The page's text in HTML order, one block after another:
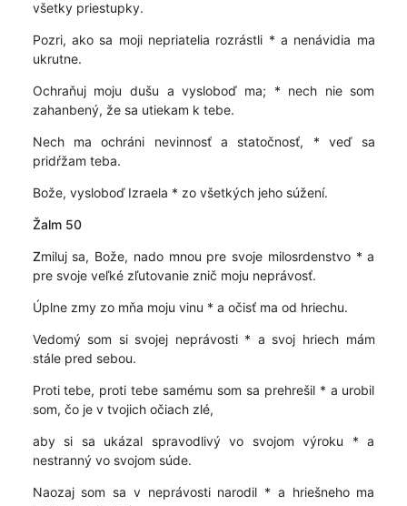
všetky priestupky.
Pozri, ako sa moji nepriatelia rozrástli * a nenávidia ma
ukrutne.
Ochraňuj moju dušu a vysloboď ma; * nech nie som
zahanbený, že sa utiekam k tebe.
Nech ma ochráni nevinnosť a statočnosť, * veď sa
pridŕžam teba.
Bože, vysloboď Izraela * zo všetkých jeho súžení.
Žalm 50
Zmiluj sa, Bože, nado mnou pre svoje milosrdenstvo * a
pre svoje veľké zľutovanie znič moju neprávosť.
Úplne zmy zo mňa moju vinu * a očisť ma od hriechu.
Vedomý som si svojej neprávosti * a svoj hriech mám
stále pred sebou.
Proti tebe, proti tebe samému som sa prehrešil * a urobil
som, čo je v tvojich očiach zlé,
aby si sa ukázal spravodlivý vo svojom výroku * a
nestranný vo svojom súde.
Naozaj som sa v neprávosti narodil * a hriešneho ma